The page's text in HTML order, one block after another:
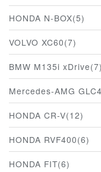
HONDA N-BOX(5)
VOLVO XC60(7)
BMW M135i xDrive(7)
Mercedes-AMG
HONDA CR-V(12)
HONDA RVF400(6)
HONDA FIT(6)